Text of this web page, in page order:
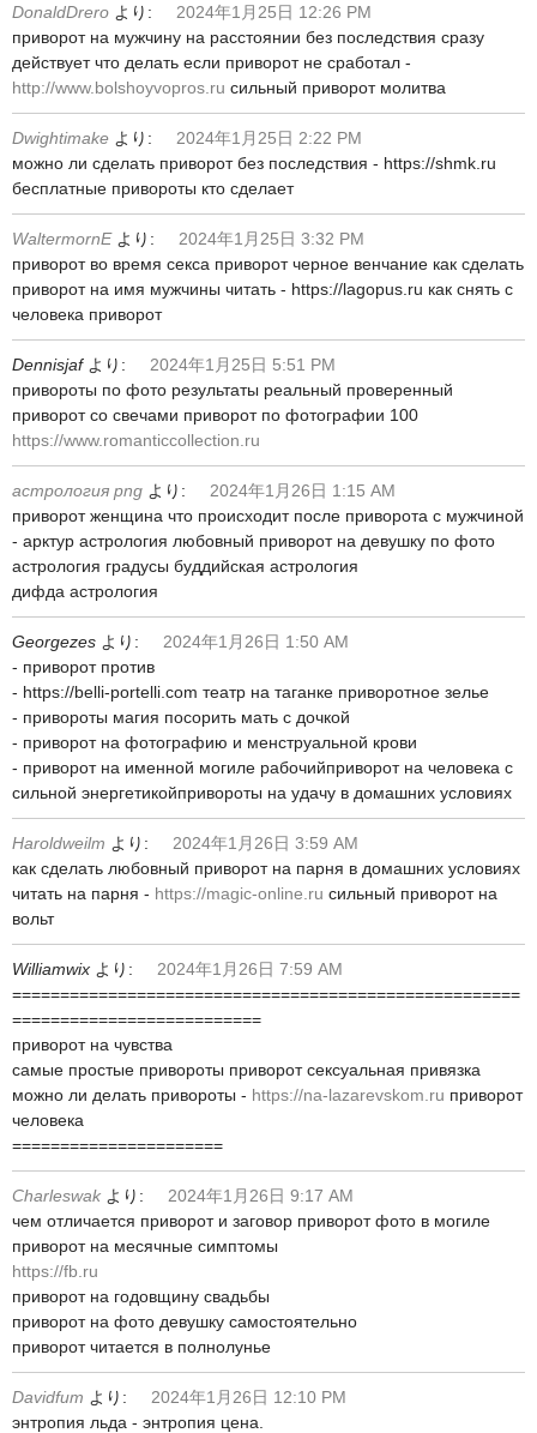
DonaldDrero より:
2024年1月25日 12:26 PM
приворот на мужчину на расстоянии без последствия сразу
действует что делать если приворот не сработал -
http://www.bolshoyvopros.ru сильный приворот молитва
Dwightimake より:
2024年1月25日 2:22 PM
можно ли сделать приворот без последствия - https://shmk.ru
бесплатные привороты кто сделает
WaltermornE より:
2024年1月25日 3:32 PM
приворот во время секса приворот черное венчание как сделать
приворот на имя мужчины читать - https://lagopus.ru как снять с
человека приворот
Dennisjaf より:
2024年1月25日 5:51 PM
привороты по фото результаты реальный проверенный
приворот со свечами приворот по фотографии 100
https://www.romanticcollection.ru
астрология png より:
2024年1月26日 1:15 AM
приворот женщина что происходит после приворота с мужчиной
- арктур астрология любовный приворот на девушку по фото
астрология градусы буддийская астрология
дифда астрология
Georgezes より:
2024年1月26日 1:50 AM
- приворот против
- https://belli-portelli.com театр на таганке приворотное зелье
- привороты магия посорить мать с дочкой
- приворот на фотографию и менструальной крови
- приворот на именной могиле рабочийприворот на человека с
сильной энергетикойпривороты на удачу в домашних условиях
Haroldweilm より:
2024年1月26日 3:59 AM
как сделать любовный приворот на парня в домашних условиях
читать на парня - https://magic-online.ru сильный приворот на
вольт
Williamwix より:
2024年1月26日 7:59 AM
=====================================================
==========================
приворот на чувства
самые простые привороты приворот сексуальная привязка
можно ли делать привороты - https://na-lazarevskom.ru приворот
человека
======================
Charleswak より:
2024年1月26日 9:17 AM
чем отличается приворот и заговор приворот фото в могиле
приворот на месячные симптомы
https://fb.ru
приворот на годовщину свадьбы
приворот на фото девушку самостоятельно
приворот читается в полнолунье
Davidfum より:
2024年1月26日 12:10 PM
энтропия льда - энтропия цена.